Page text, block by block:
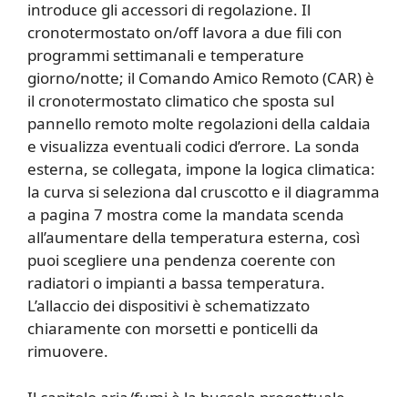
introduce gli accessori di regolazione. Il
cronotermostato on/off lavora a due fili con
programmi settimanali e temperature
giorno/notte; il Comando Amico Remoto (CAR) è
il cronotermostato climatico che sposta sul
pannello remoto molte regolazioni della caldaia
e visualizza eventuali codici d’errore. La sonda
esterna, se collegata, impone la logica climatica:
la curva si seleziona dal cruscotto e il diagramma
a pagina 7 mostra come la mandata scenda
all’aumentare della temperatura esterna, così
puoi scegliere una pendenza coerente con
radiatori o impianti a bassa temperatura.
L’allaccio dei dispositivi è schematizzato
chiaramente con morsetti e ponticelli da
rimuovere.